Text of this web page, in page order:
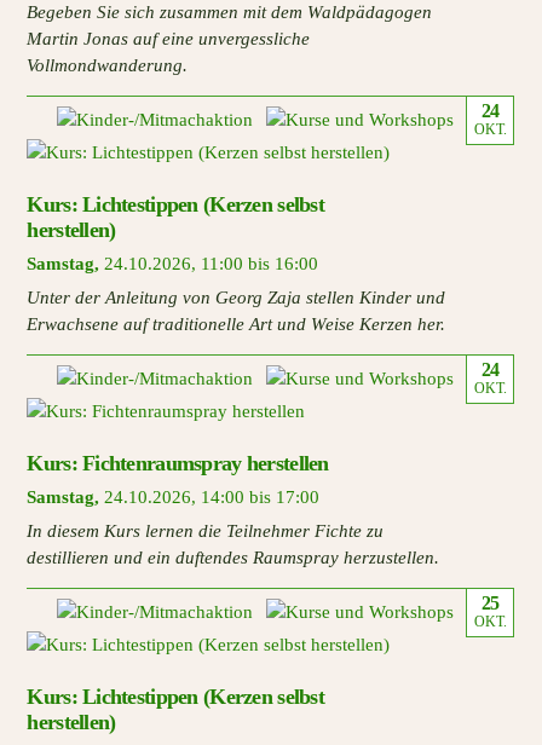
Begeben Sie sich zusammen mit dem Waldpädagogen
Martin Jonas auf eine unvergessliche
Vollmondwanderung.
Kurs: Lichtestippen (Kerzen selbst
herstellen)
Samstag, 24.10.2026, 11:00 bis 16:00
Unter der Anleitung von Georg Zaja stellen Kinder und
Erwachsene auf traditionelle Art und Weise Kerzen her.
24
OKT.
Kurs: Fichtenraumspray herstellen
Samstag, 24.10.2026, 14:00 bis 17:00
In diesem Kurs lernen die Teilnehmer Fichte zu
destillieren und ein duftendes Raumspray herzustellen.
24
OKT.
Kurs: Lichtestippen (Kerzen selbst
herstellen)
25
OKT.